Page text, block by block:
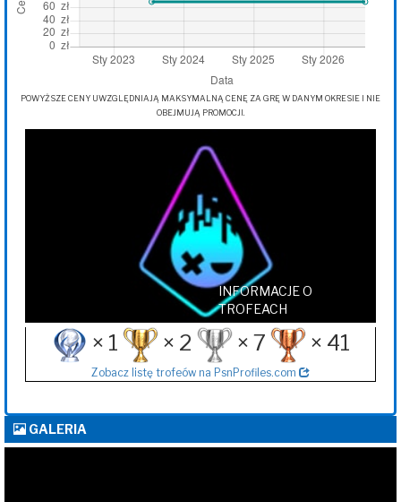
POWYŻSZE CENY UWZGLĘDNIAJĄ MAKSYMALNĄ CENĘ ZA GRĘ W DANYM OKRESIE I NIE
OBEJMUJĄ PROMOCJI.
INFORMACJE O
TROFEACH
× 1 × 2 × 7 × 41
Zobacz listę trofeów na PsnProfiles.com
GALERIA